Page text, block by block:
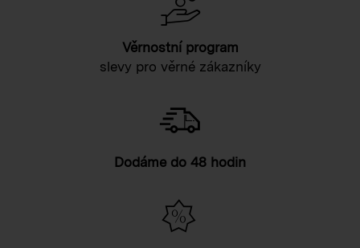
Věrnostní program
slevy pro věrné zákazníky
Dodáme do 48 hodin